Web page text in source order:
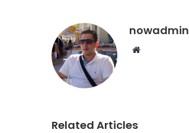
nowadmin
Website
Related Articles